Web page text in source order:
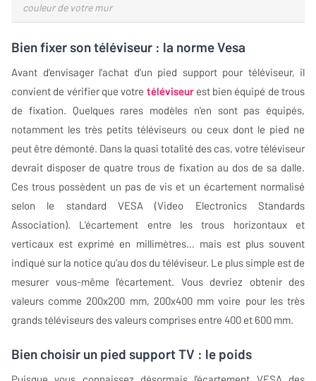
couleur de votre mur
Bien fixer son téléviseur : la norme Vesa
Avant d'envisager l'achat d'un pied support pour téléviseur, il
convient de vérifier que votre téléviseurest bien équipé de trous
de fixation. Quelques rares modèles n'en sont pas équipés,
notamment les très petits téléviseurs ou ceux dont le pied ne
peut être démonté. Dans la quasi totalité des cas, votre téléviseur
devrait disposer de quatre trous de fixation au dos de sa dalle.
Ces trous possèdent un pas de vis et un écartement normalisé
selon le standard VESA (Video Electronics Standards
Association). L'écartement entre les trous horizontaux et
verticaux est exprimé en millimètres… mais est plus souvent
indiqué sur la notice qu'au dos du téléviseur. Le plus simple est de
mesurer vous-même l'écartement. Vous devriez obtenir des
valeurs comme 200x200 mm, 200x400 mm voire pour les très
grands téléviseurs des valeurs comprises entre 400 et 600 mm.
Bien choisir un pied support TV : le poids